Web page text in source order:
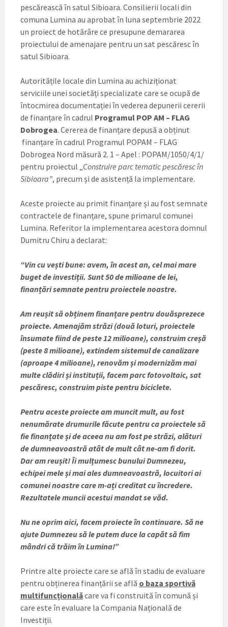
pescărească în satul Sibioara. Consilierii locali din
comuna Lumina au aprobat în luna septembrie 2022
un proiect de hotărâre ce presupune demararea
proiectului de amenajare pentru un sat pescăresc în
satul Sibioara.
Autoritățile locale din Lumina au achiziționat
serviciile unei societăți specializate care se ocupă de
întocmirea documentației în vederea depunerii cererii
de finanțare în cadrul Programul POP AM – FLAG
Dobrogea. Cererea de finanțare depusă a obținut
finanțare în cadrul Programul POPAM – FLAG
Dobrogea Nord măsură 2. 1 – Apel : POPAM/1050/4/1/
pentru proiectul „Construire parc tematic pescăresc în
Sibioara”, precum și de asistență la implementare.
Aceste proiecte au primit finanțare și au fost semnate
contractele de finanțare, spune primarul comunei
Lumina. Referitor la implementarea acestora domnul
Dumitru Chiru a declarat:
“Vin cu vești bune: avem, în acest an, cel mai mare
buget de investiții. Sunt 50 de milioane de lei,
finanțări semnate pentru proiectele noastre.
Am reușit să obținem finanțare pentru douăsprezece
proiecte. Amenajăm străzi (două loturi, proiectele
însumate fiind de peste 12 milioane), construim creșă
(peste 8 milioane), extindem sistemul de canalizare
(aproape 4 milioane), renovăm și modernizăm mai
multe clădiri și instituții, facem parc fotovoltaic, sat
pescăresc, construim piste pentru biciclete.
Pentru aceste proiecte am muncit mult, au fost
nenumărate drumurile făcute pentru ca proiectele să
fie finanțate și de aceea nu am fost pe străzi, alături
de dumneavoastră atât de mult cât ne-am fi dorit.
Dar am reușit! Îi mulțumesc bunului Dumnezeu,
echipei mele și mai ales dumneavoastră, locuitori ai
comunei noastre care m-ați creditat cu încredere.
Rezultatele muncii acestui mandat se văd.
Nu ne oprim aici, facem proiecte în continuare. Să ne
ajute Dumnezeu să le putem duce la capăt să fim
mândri că trăim în Lumina!”
Printre alte proiecte care se află în stadiu de evaluare
pentru obținerea finanțării se află o baza sportivă
multifuncționalăcare va fi construită în comună și
care este în evaluare la Compania Națională de
Investiții.